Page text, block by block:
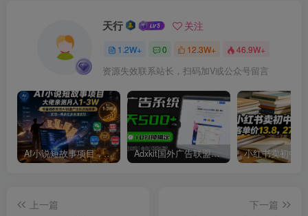
天行 关注
1.2W+ 0 12.3W+ 46.9W+
资源失效联系站长，扫码加V或公众号留言
AI小说短故事项目，大佬亲测月入1-3W，零基础教你用AI批量产出优质短故事，实现一稿多吃多渠道变现 Adxkit国外广告联盟系统，一天上500+广告，让你的投放更加高效简单！
上一篇
下一篇